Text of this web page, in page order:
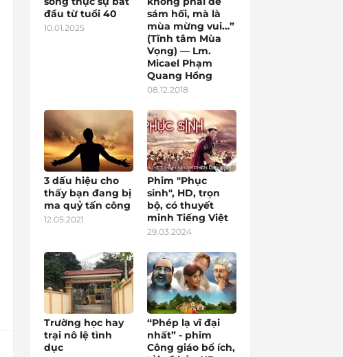
đầu từ tuổi 40
10.01.2025
sám hối, mà là
mùa mừng vui…”
(Tĩnh tâm Mùa
Vọng) — Lm.
Micael Phạm
Quang Hồng
08.12.2018
3 dấu hiệu cho
thấy bạn đang bị
ma quỷ tấn công
12.05.2021
Phim "Phục
sinh", HD, trọn
bộ, có thuyết
minh Tiếng Việt
29.03.2024
Trường học hay
trại nô lệ tình
dục
“Phép lạ vĩ đại
nhất” - phim
Công giáo bổ ích,